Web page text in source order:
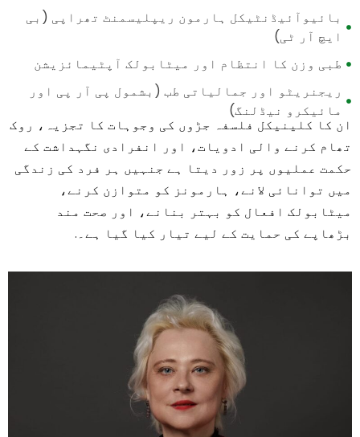
بائیوآئیڈنٹیکل ہارمون ریپلیسمنٹ تھراپی (بی
ایچ آر ٹی)
طبی وزن کا انتظام اور میٹابولک آپٹیمائزیشن
ریجنریٹو اور جمالیاتی طب (بشمول پی آر پی اور
مائیکرو نیڈلنگ)
ان کا کلینیکل فلسفہ جڑوں کی وجوہات کا تجزیہ، روک
تھام کرنے والی ادویات، اور انفرادی نگہداشت کے
حکمت عملیوں پر زور دیتا ہے جنہیں ہر فرد کی زندگی
میں توانائی لانے، ہارمونز کو متوازن کرنے،
میٹابولک افعال کو بہتر بنانے، اور صحت مند
بڑھاپے کی حمایت کے لیے تیار کیا گیا ہے۔.